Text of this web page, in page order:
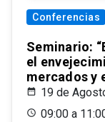
Conferencias
Seminario:
el
mercados y
19 de
09:00 a